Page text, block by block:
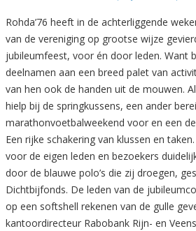
Rohda’76 heeft in de achterliggende
van de vereniging op grootse wijze
jubileumfeest, voor én door leden. Want
deelnamen aan een breed palet van
van hen ook de handen uit de mouwen.
hielp bij de springkussens, een ander
marathonvoetbalweekend voor en een
Een rijke schakering van klussen en
voor de eigen leden en bezoekers
door de blauwe polo’s die zij droegen,
Dichtbijfonds. De leden van de
op een softshell rekenen van de gulle
kantoordirecteur Rabobank Rijn- en